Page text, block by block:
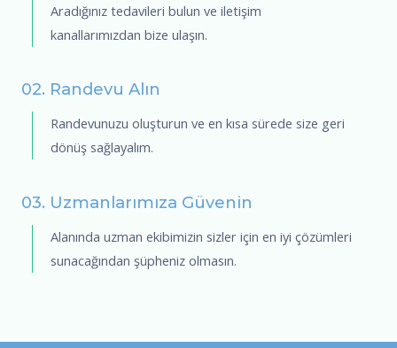
Aradığınız tedavileri bulun ve iletişim
kanallarımızdan bize ulaşın.
02. Randevu Alın
Randevunuzu oluşturun ve en kısa sürede size geri
dönüş sağlayalım.
03. Uzmanlarımıza Güvenin
Alanında uzman ekibimizin sizler için en iyi çözümleri
sunacağından şüpheniz olmasın.